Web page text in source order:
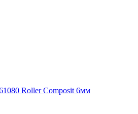
Roller Composit 6мм